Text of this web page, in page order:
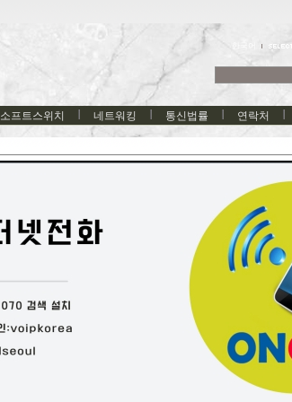
소프트스위치 네트워킹 통신법률 연락처